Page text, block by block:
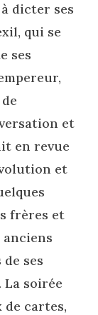
dicter ses
qui se
ses
et
en revue
et
frères et
ses
La soirée
de cartes,